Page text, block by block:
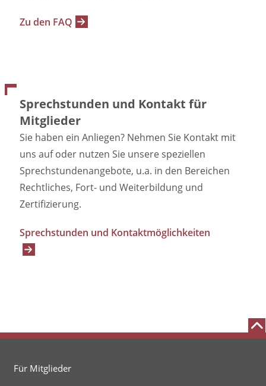
Zu den FAQ
Sprechstunden und Kontakt für
Mitglieder
Sie haben ein Anliegen? Nehmen Sie Kontakt mit
uns auf oder nutzen Sie unsere speziellen
Sprechstundenangebote, u.a. in den Bereichen
Rechtliches, Fort- und Weiterbildung und
Zertifizierung.
Sprechstunden und Kontaktmöglichkeiten
Für Mitglieder